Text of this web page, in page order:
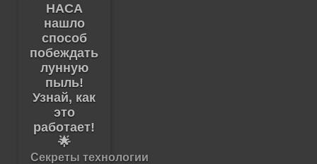
НАСА
нашло
способ
побеждать
лунную
пыль!
Узнай, как
это
работает!
🌟
Секреты технологии